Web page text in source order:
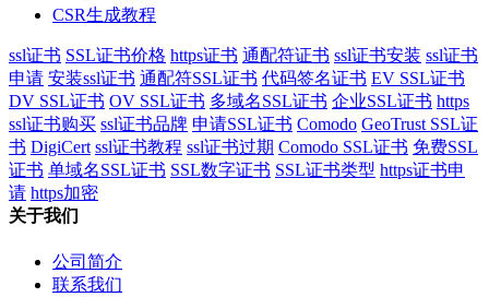
CSR生成教程
ssl证书 SSL证书价格 https证书 通配符证书 ssl证书安装 ssl证书
申请 安装ssl证书 通配符SSL证书 代码签名证书 EV SSL证书
DV SSL证书 OV SSL证书 多域名SSL证书 企业SSL证书 https
ssl证书购买 ssl证书品牌 申请SSL证书 Comodo GeoTrust SSL证
书 DigiCert ssl证书教程 ssl证书过期 Comodo SSL证书 免费SSL
证书 单域名SSL证书 SSL数字证书 SSL证书类型 https证书申
请 https加密
关于我们
公司简介
联系我们